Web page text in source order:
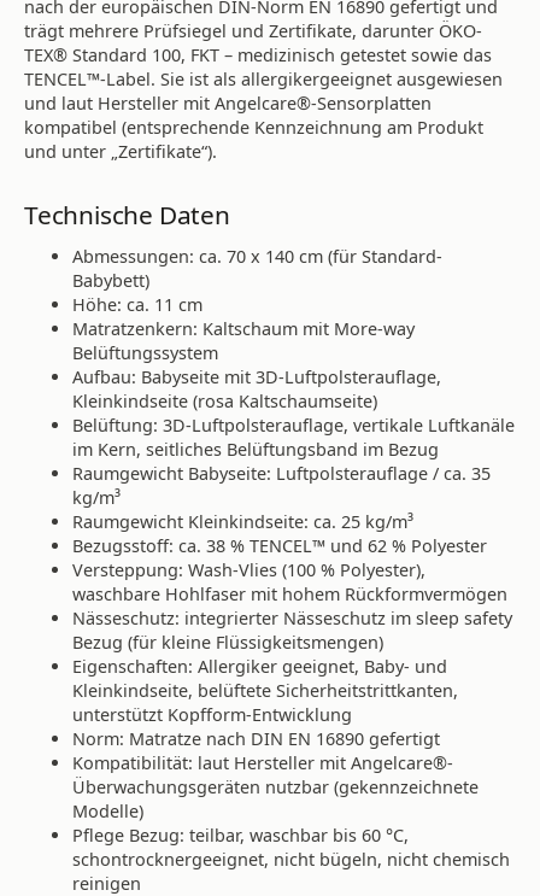
nach der europäischen DIN-Norm EN 16890 gefertigt und
trägt mehrere Prüfsiegel und Zertifikate, darunter ÖKO-
TEX® Standard 100, FKT – medizinisch getestet sowie das
TENCEL™-Label. Sie ist als allergikergeeignet ausgewiesen
und laut Hersteller mit Angelcare®-Sensorplatten
kompatibel (entsprechende Kennzeichnung am Produkt
und unter „Zertifikate“).
Technische Daten
Abmessungen: ca. 70 x 140 cm (für Standard-
Babybett)
Höhe: ca. 11 cm
Matratzenkern: Kaltschaum mit More-way
Belüftungssystem
Aufbau: Babyseite mit 3D-Luftpolsterauflage,
Kleinkindseite (rosa Kaltschaumseite)
Belüftung: 3D-Luftpolsterauflage, vertikale Luftkanäle
im Kern, seitliches Belüftungsband im Bezug
Raumgewicht Babyseite: Luftpolsterauflage / ca. 35
kg/m³
Raumgewicht Kleinkindseite: ca. 25 kg/m³
Bezugsstoff: ca. 38 % TENCEL™ und 62 % Polyester
Versteppung: Wash-Vlies (100 % Polyester),
waschbare Hohlfaser mit hohem Rückformvermögen
Nässeschutz: integrierter Nässeschutz im sleep safety
Bezug (für kleine Flüssigkeitsmengen)
Eigenschaften: Allergiker geeignet, Baby- und
Kleinkindseite, belüftete Sicherheitstrittkanten,
unterstützt Kopfform-Entwicklung
Norm: Matratze nach DIN EN 16890 gefertigt
Kompatibilität: laut Hersteller mit Angelcare®-
Überwachungsgeräten nutzbar (gekennzeichnete
Modelle)
Pflege Bezug: teilbar, waschbar bis 60 °C,
schontrocknergeeignet, nicht bügeln, nicht chemisch
reinigen